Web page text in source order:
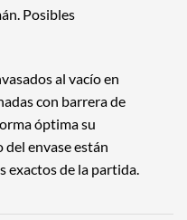
Posibles
al vacío en
con barrera de
óptima su
envase están
exactos de la partida.